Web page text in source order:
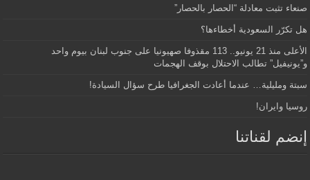
صنعاء تثبت معادلة “الحصار بالحصار”
هل تكرّر السعودية أخطاءها؟
الأعلى منذ 21 يونيو.. 113 مقذوفا صهيونيا على جنوب لبنان بيوم واحد
و”يونيفيل” تطالب الاحتلال بوقف الهجمات
سبتة ومليلية… عندما أعادت الجغرافيا طرح سؤال السيادة!
روسيا وايران!
إنضم لقناتنا